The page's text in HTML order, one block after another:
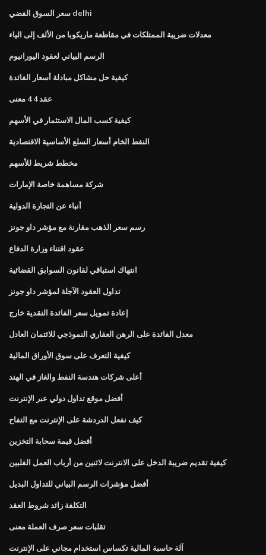
سعر السوق الفضي delhi
معدلات ضريبة الممتلكات في مقاطعة ماريكوبا من الألف إلى الياء
الرسم البياني لعقود اليورانيوم
كيفية حل مشاكل مبادلة أسعار الفائدة
عقد 4 4 معنى
كيفية كسب المال الاستثمار في الأسهم
النفط الخام أسعار السلع الأساسية الاقتصادية
مخطط شريط للأسهم
شركة مساهمة خاصة الإمارات
أنباء عن التجارة الدولية
رسم سعر الذهب مقارنة مع مؤشر داو جونز
عقود اقتناء وزارة الدفاع
انتهاك استباقي لقانون السوابق القضائية
تداول العقود الآجلة لمؤشر داو جونز
إعادة تمويل سعر الفائدة النقدية خارج
معدل الفائدة على الرهن العقاري النموذجي للائتمان العادل
كيفية التعرف على سوق الأوراق المالية
أعلى شركات هندسة النفط والغاز في الهند
أفضل موقع تداول دولي عبر الإنترنت
كيف نفعل الدردشة على الإنترنت مع التفاح
أفضل قيمة سحابة التخزين
كيفية تقديم ضريبة الدخل على الانترنت لاثنين من أرباب العمل الفلبين
أفضل مؤشرات الرسم البياني للتداول البديل
التكلفة زائد شروط العقد
تقلبات سعر صرف العملة معنى
آلة حاسبة المالية تكساس استخدام مجاني على الإنترنت